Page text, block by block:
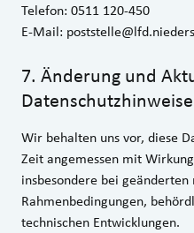
Telefon: 0511 120-450
E-Mail:
7. Änderung und
Datenschutzhinweise
Wir behalten uns vor, diese
Zeit angemessen mit
insbesondere bei
Rahmenbedingungen,
technischen Entwicklungen.